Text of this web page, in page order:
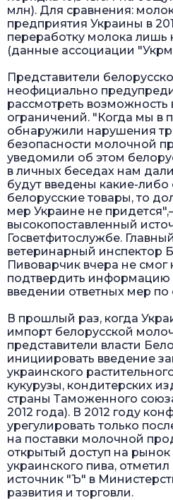
млн). Для сравнения:
предприятия Украины в
переработку молока лишь
(данные ассоциации
Представители
неофициально
рассмотреть возможность
ограничений. "Когда мы в
обнаружили нарушения
безопасности молочной
уведомили об этом
в личных беседах нам
будут введены какие-
белорусские товары, то
мер Украине не
высокопоставленный
Госветфитослужбе.
ветеринарный инспектор
Пивоварчик вчера не смог
подтвердить
введении ответных мер
В прошлый раз, когда
импорт белорусской
представители власти
инициировать введение
украинского
кукурузы, кондитерских
страны Таможенного
2012 года). В 2012 году
урегулировать только
на поставки молочной
открытый доступ на рынок
украинского пива,
источник "Ъ" в
развития и торговли.